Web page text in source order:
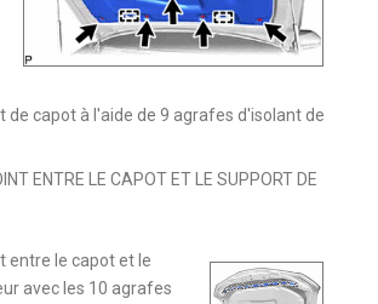
de capot à l'aide de 9 agrafes d'isolant de
ENTRE LE CAPOT ET LE SUPPORT DE
entre le capot et le
avec les 10 agrafes